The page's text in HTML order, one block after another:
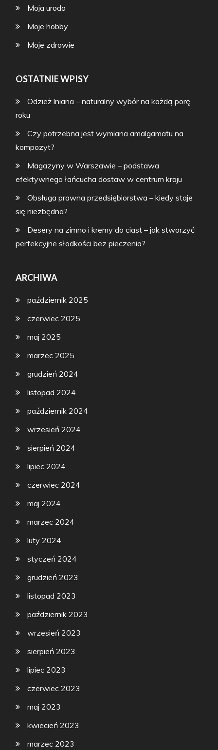
Moja uroda
Moje hobby
Moje zdrowie
OSTATNIE WPISY
Odzież lniana – naturalny wybór na każdą porę
roku
Czy potrzebna jest wymiana amalgamatu na
kompozyt?
Magazyny w Warszawie – podstawa
efektywnego łańcucha dostaw w centrum kraju
Obsługa prawna przedsiębiorstwa – kiedy staje
się niezbędna?
Desery na zimno i kremy do ciast – jak stworzyć
perfekcyjne słodkości bez pieczenia?
ARCHIWA
październik 2025
czerwiec 2025
maj 2025
marzec 2025
grudzień 2024
listopad 2024
październik 2024
wrzesień 2024
sierpień 2024
lipiec 2024
czerwiec 2024
maj 2024
marzec 2024
luty 2024
styczeń 2024
grudzień 2023
listopad 2023
październik 2023
wrzesień 2023
sierpień 2023
lipiec 2023
czerwiec 2023
maj 2023
kwiecień 2023
marzec 2023